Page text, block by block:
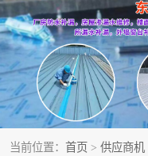
当前位置： 首页 > 供应商机
楼面防水补漏
阳台卫生间防水补漏
金属房搭建及补漏